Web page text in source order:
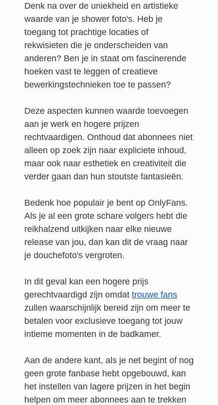
Denk na over de uniekheid en artistieke
waarde van je shower foto's. Heb je
toegang tot prachtige locaties of
rekwisieten die je onderscheiden van
anderen? Ben je in staat om fascinerende
hoeken vast te leggen of creatieve
bewerkingstechnieken toe te passen?
Deze aspecten kunnen waarde toevoegen
aan je werk en hogere prijzen
rechtvaardigen. Onthoud dat abonnees niet
alleen op zoek zijn naar expliciete inhoud,
maar ook naar esthetiek en creativiteit die
verder gaan dan hun stoutste fantasieën.
Bedenk hoe populair je bent op OnlyFans.
Als je al een grote schare volgers hebt die
reikhalzend uitkijken naar elke nieuwe
release van jou, dan kan dit de vraag naar
je douchefoto's vergroten.
In dit geval kan een hogere prijs
gerechtvaardigd zijn omdat trouwe fans
zullen waarschijnlijk bereid zijn om meer te
betalen voor exclusieve toegang tot jouw
intieme momenten in de badkamer.
Aan de andere kant, als je net begint of nog
geen grote fanbase hebt opgebouwd, kan
het instellen van lagere prijzen in het begin
helpen om meer abonnees aan te trekken